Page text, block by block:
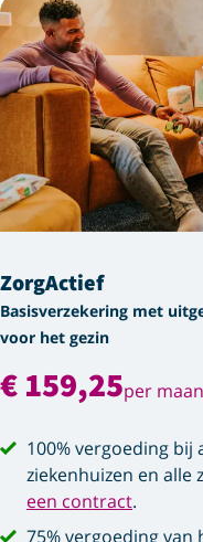
ZorgActief
Basisverzekering met
voor het gezin
€ 159,25per
100% vergoeding
ziekenhuizen en alle
een contract.
75% vergoeding van